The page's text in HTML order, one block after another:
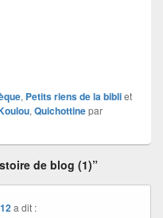
, Petits riens de la bibliet
, Quichottinepar
de blog (1)”
a dit :